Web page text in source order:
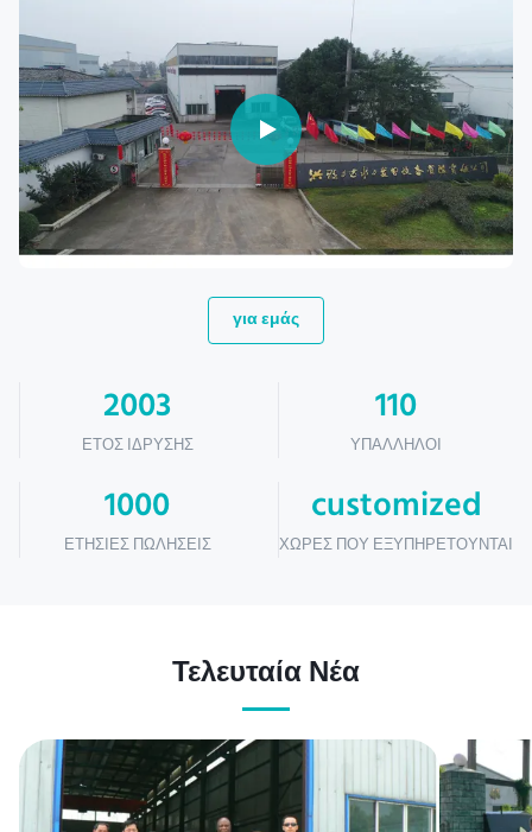
για εμάς
2003
ΈΤΟΣ ΊΔΡΥΣΗΣ
110
ΥΠΆΛΛΗΛΟΙ
1000
ΕΤΉΣΙΕΣ ΠΩΛΉΣΕΙΣ
customized
ΧΏΡΕΣ ΠΟΥ ΕΞΥΠΗΡΕΤΟΎΝΤΑΙ
Τελευταία Νέα